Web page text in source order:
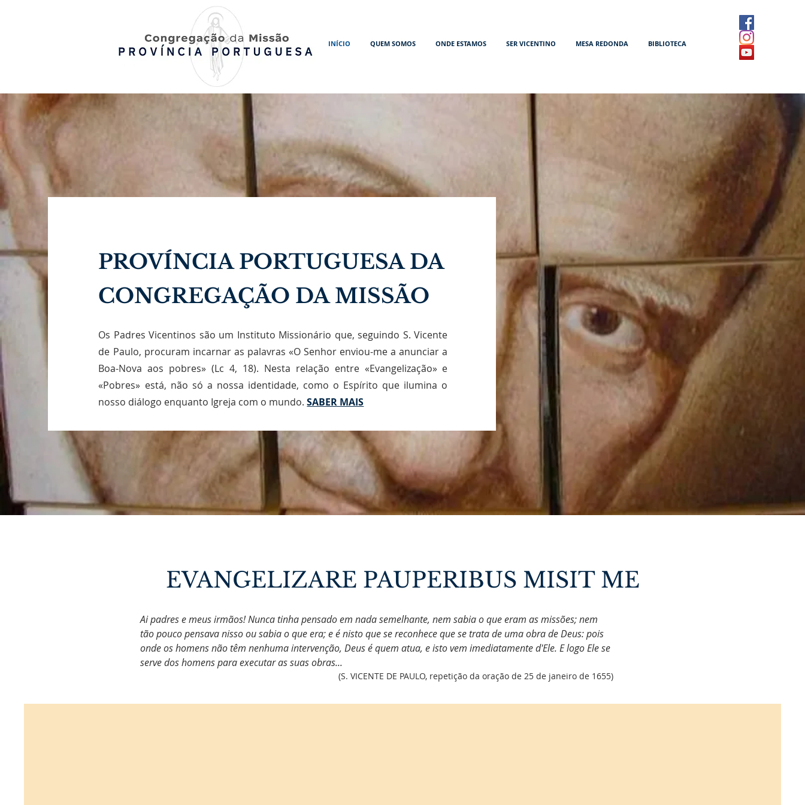
INÍCIO QUEM SOMOS ONDE ESTAMOS SER VICENTINO MESA REDONDA BIBLIOTECA
PROVÍNCIA PORTUGUESA DA
CONGREGAÇÃO DA MISSÃO
Os Padres Vicentinos são um Instituto Missionário que, seguindo S. Vicente
de Paulo, procuram incarnar as palavras «O Senhor enviou-me a anunciar a
Boa-Nova aos pobres» (Lc 4, 18). Nesta relação entre «Evangelização» e
«Pobres» está, não só a nossa identidade, como o Espírito que ilumina o
nosso diálogo enquanto Igreja com o mundo.SABER MAIS
EVANGELIZARE PAUPERIBUS MISIT ME
Ai padres e meus irmãos! Nunca tinha pensado em nada semelhante, nem sabia o que eram as missões; nem
tão pouco pensava nisso ou sabia o que era; e é nisto que se reconhece que se trata de uma obra de Deus: pois
onde os homens não têm nenhuma intervenção, Deus é quem atua, e isto vem imediatamente d'Ele. E logo Ele se
serve dos homens para executar as suas obras...
(S. VICENTE DE PAULO, repetição da oração de 25 de janeiro de 1655)